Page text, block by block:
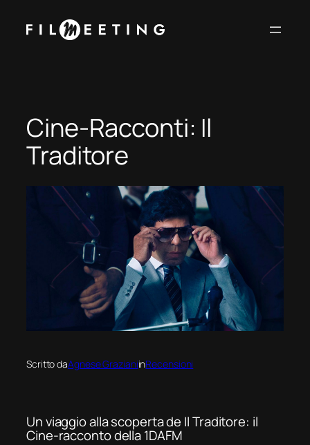
Cine-Racconti: Il
Traditore
Scritto daAgnese GrazianiinRecensioni
Un viaggio alla scoperta de Il Traditore: il
Cine-racconto della 1DAFM